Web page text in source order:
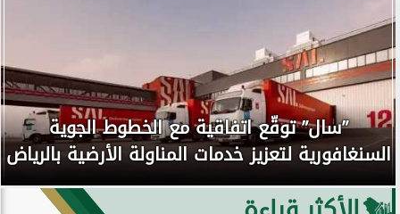
”سال” توقّع اتفاقية مع الخطوط الجوية
السنغافورية لتعزيز خدمات المناولة الأرضية بالرياض